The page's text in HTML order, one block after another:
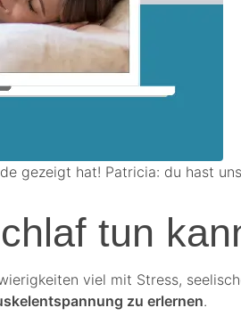
gezeigt hat! Patricia: du hast
tun
viel mit Stress,
zu erlernen.